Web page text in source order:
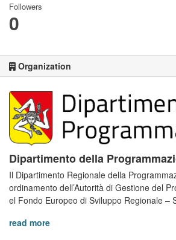
Followers
0
Organization
Dipartimento della
Il Dipartimento Regionale della
ordinamento dell’Autorità di Gestione del
el Fondo Europeo di Sviluppo Regionale –
read more